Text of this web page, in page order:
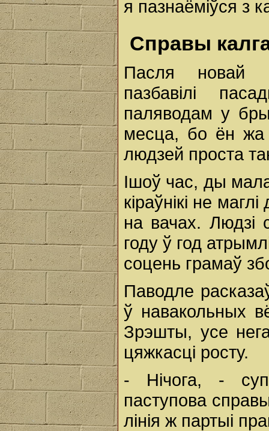
я пазнаёміўся з
Cправы
Пасля новай
пазбавілі
паляводам у
месца, бо ён жа
людзей проста
Ішоў час, ды
кіраўнікі не
на вачах. Людзі
году ў год
соцень грамаў
Паводле
ў навакольных
Зрэшты, усе
цяжкасці росту.
- Нічога, -
паступова
лінія ж партыі